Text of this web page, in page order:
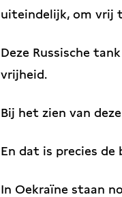
uiteindelijk, om vrij
Deze Russische
vrijheid.
Bij het zien van
En dat is precies de
In Oekraïne staan